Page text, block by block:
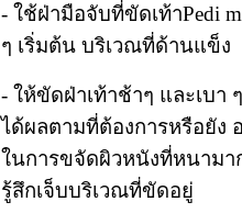
- ใช้ฝ่ามือจับที่ขัดเท้าPedi
ๆ เริ่มต้น บริเวณที่ด้านแข็ง
- ให้ขัดฝ่าเท้าช้าๆ และเบา
ได้ผลตามที่ต้องการหรือยัง
ในการขจัดผิวหนังที่หนาม
รู้สึกเจ็บบริเวณที่ขัดอยู่